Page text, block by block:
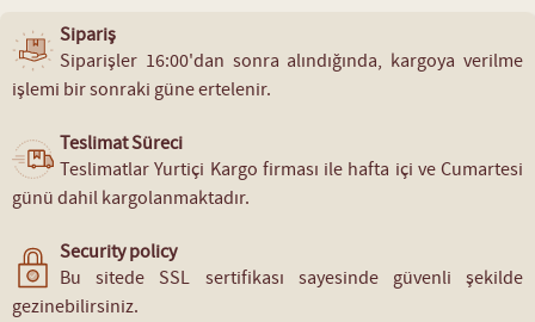
Sipariş
Siparişler 16:00'dan sonra alındığında, kargoya verilme
işlemi bir sonraki güne ertelenir.
Teslimat Süreci
Teslimatlar Yurtiçi Kargo firması ile hafta içi ve Cumartesi
günü dahil kargolanmaktadır.
Security policy
Bu sitede SSL sertifikası sayesinde güvenli şekilde
gezinebilirsiniz.